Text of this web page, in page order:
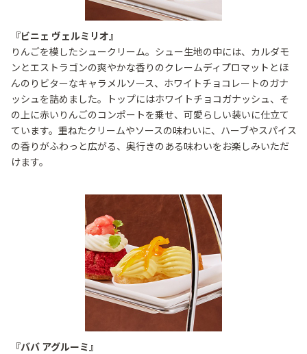
『ビニェ ヴェルミリオ』
りんごを模したシュークリーム。シュー生地の中には、カルダモ
ンとエストラゴンの爽やかな香りのクレームディプロマットとほ
んのりビターなキャラメルソース、ホワイトチョコレートのガナ
ッシュを詰めました。トップにはホワイトチョコガナッシュ、そ
の上に赤いりんごのコンポートを乗せ、可愛らしい装いに仕立て
ています。重ねたクリームやソースの味わいに、ハーブやスパイス
の香りがふわっと広がる、奥行きのある味わいをお楽しみいただ
けます。
『ババ アグルーミ』